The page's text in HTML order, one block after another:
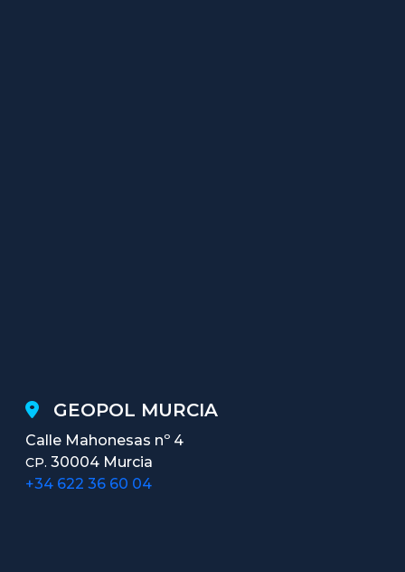
GEOPOL MURCIA
Calle Mahonesas nº 4
CP. 30004 Murcia
+34 622 36 60 04